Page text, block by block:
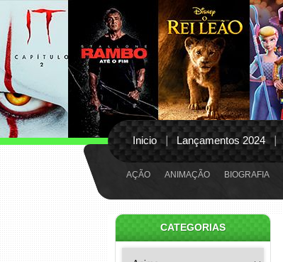
Inicio Lançamentos 2024
AÇÃO ANIMAÇÃO BIOGRAFIA
CATEGORIAS